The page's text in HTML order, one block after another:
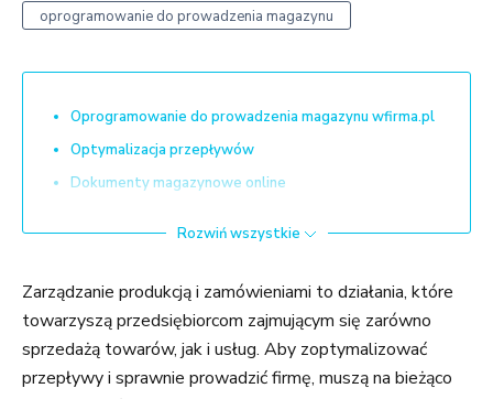
oprogramowanie do prowadzenia magazynu
Oprogramowanie do prowadzenia magazynu wfirma.pl
Optymalizacja przepływów
Dokumenty magazynowe online
Zamówienia brakujących produktów u dostawcy
Zarządzanie produkcją
Integracja z Allegro, księgowością i systemami
płatności
Rozwiń wszystkie
Zarządzanie produkcją i zamówieniami to działania, które
towarzyszą przedsiębiorcom zajmującym się zarówno
sprzedażą towarów, jak i usług. Aby zoptymalizować
przepływy i sprawnie prowadzić firmę, muszą na bieżąco